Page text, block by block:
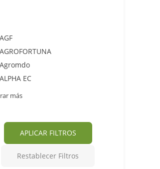
AGF
AGROFORTUNA
Agromdo
ALPHA EC
más
APLICAR FILTROS
Restablecer Filtros